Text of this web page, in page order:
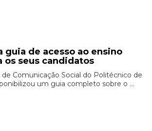
guia de acesso ao ensino
os seus candidatos
de Comunicação Social do Politécnico de
um guia completo sobre o ...